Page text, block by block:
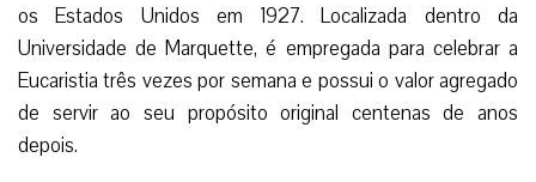
os Estados Unidos em 1927. Localizada dentro da
Universidade de Marquette, é empregada para celebrar a
Eucaristia três vezes por semana e possui o valor agregado
de servir ao seu propósito original centenas de anos
depois.